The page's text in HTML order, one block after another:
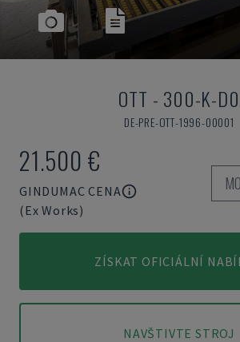
OTT - 300-K-D0
DE-PRE-OTT-1996-00001
21.500 €
GINDUMAC CENA
(Ex Works)
ZÍSKAT OFICIÁLNÍ
NAVŠTIVTE STROJ